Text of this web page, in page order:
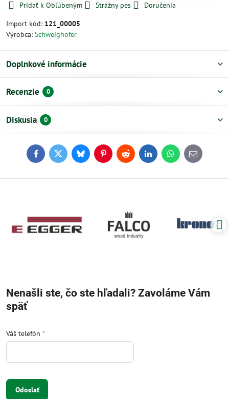
Pridať k Obľúbeným Strážny pes
Doručenia
Import kód: 121_00005
Výrobca: Schweighofer
Doplnkové informácie
Recenzie 0
Diskusia 0
FacebookTwitterBlueskyPinterestReddit LinkedInWhatsApp
E-
mail
Nenašli ste, čo ste hľadali? Zavoláme Vám
späť
Váš telefón *
Odoslať